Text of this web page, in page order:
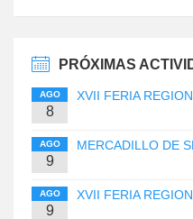
PRÓXIMAS
AGO
8
XVII FERIA
AGO
9
MERCADILLO DE
AGO
9
XVII FERIA